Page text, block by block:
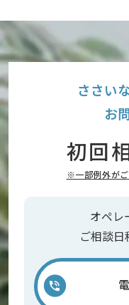
ささい
お
初回
※一部例外が
オペレ
ご相談日